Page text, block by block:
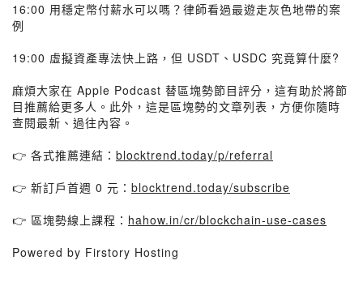
16:00 用穩定幣付薪水可以嗎？律師看過最遊走灰色地帶的案
例
19:00 虛擬資產專法快上路，但 USDT、USDC 究竟算什麼?
麻煩大家在 Apple Podcast 替區塊勢節目評分，這有助於將節
目推薦給更多人。此外，這是區塊勢的文章列表，方便你隨時
查閱最新、過往內容。
👉 各式推薦連結： blocktrend.today/p/referral
👉 新訂戶首週 0 元： blocktrend.today/subscribe
👉 區塊勢線上課程： hahow.in/cr/blockchain-use-cases
Powered by Firstory Hosting